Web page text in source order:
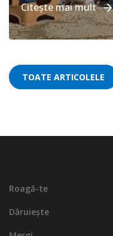
Citește mai mult
TOATE ARTICOLELE
Roagă-te
Dăruiește